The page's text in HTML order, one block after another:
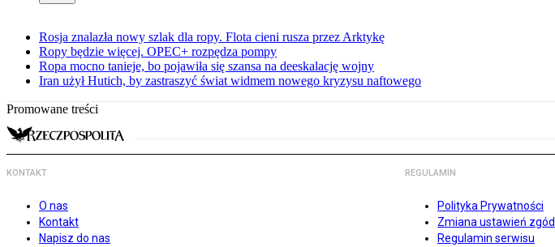
Rosja znalazła nowy szlak dla ropy. Flota cieni rusza przez Arktykę
Ropy będzie więcej. OPEC+ rozpędza pompy
Ropa mocno tanieje, bo pojawiła się szansa na deeskalację wojny
Iran użył Hutich, by zastraszyć świat widmem nowego kryzysu naftowego
Promowane treści
KONTAKT
O nas
Kontakt
Napisz do nas
REGULAMIN
Polityka Prywatności
Zmiana ustawień zgód
Regulamin serwisu